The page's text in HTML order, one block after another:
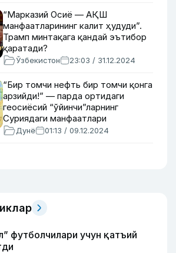
“Марказий Осиё — АҚШ
манфаатларининг калит ҳудуди”.
Трамп минтақага қандай эътибор
қаратади?
Ўзбекистон 23:03 / 31.12.2024
“Бир томчи нефть бир томчи қонга
арзийди!” — парда ортидаги
геосиёсий “ўйинчи”ларнинг
Суриядаги манфаатлари
Дунё 01:13 / 09.12.2024
футболчилари учун қатъий